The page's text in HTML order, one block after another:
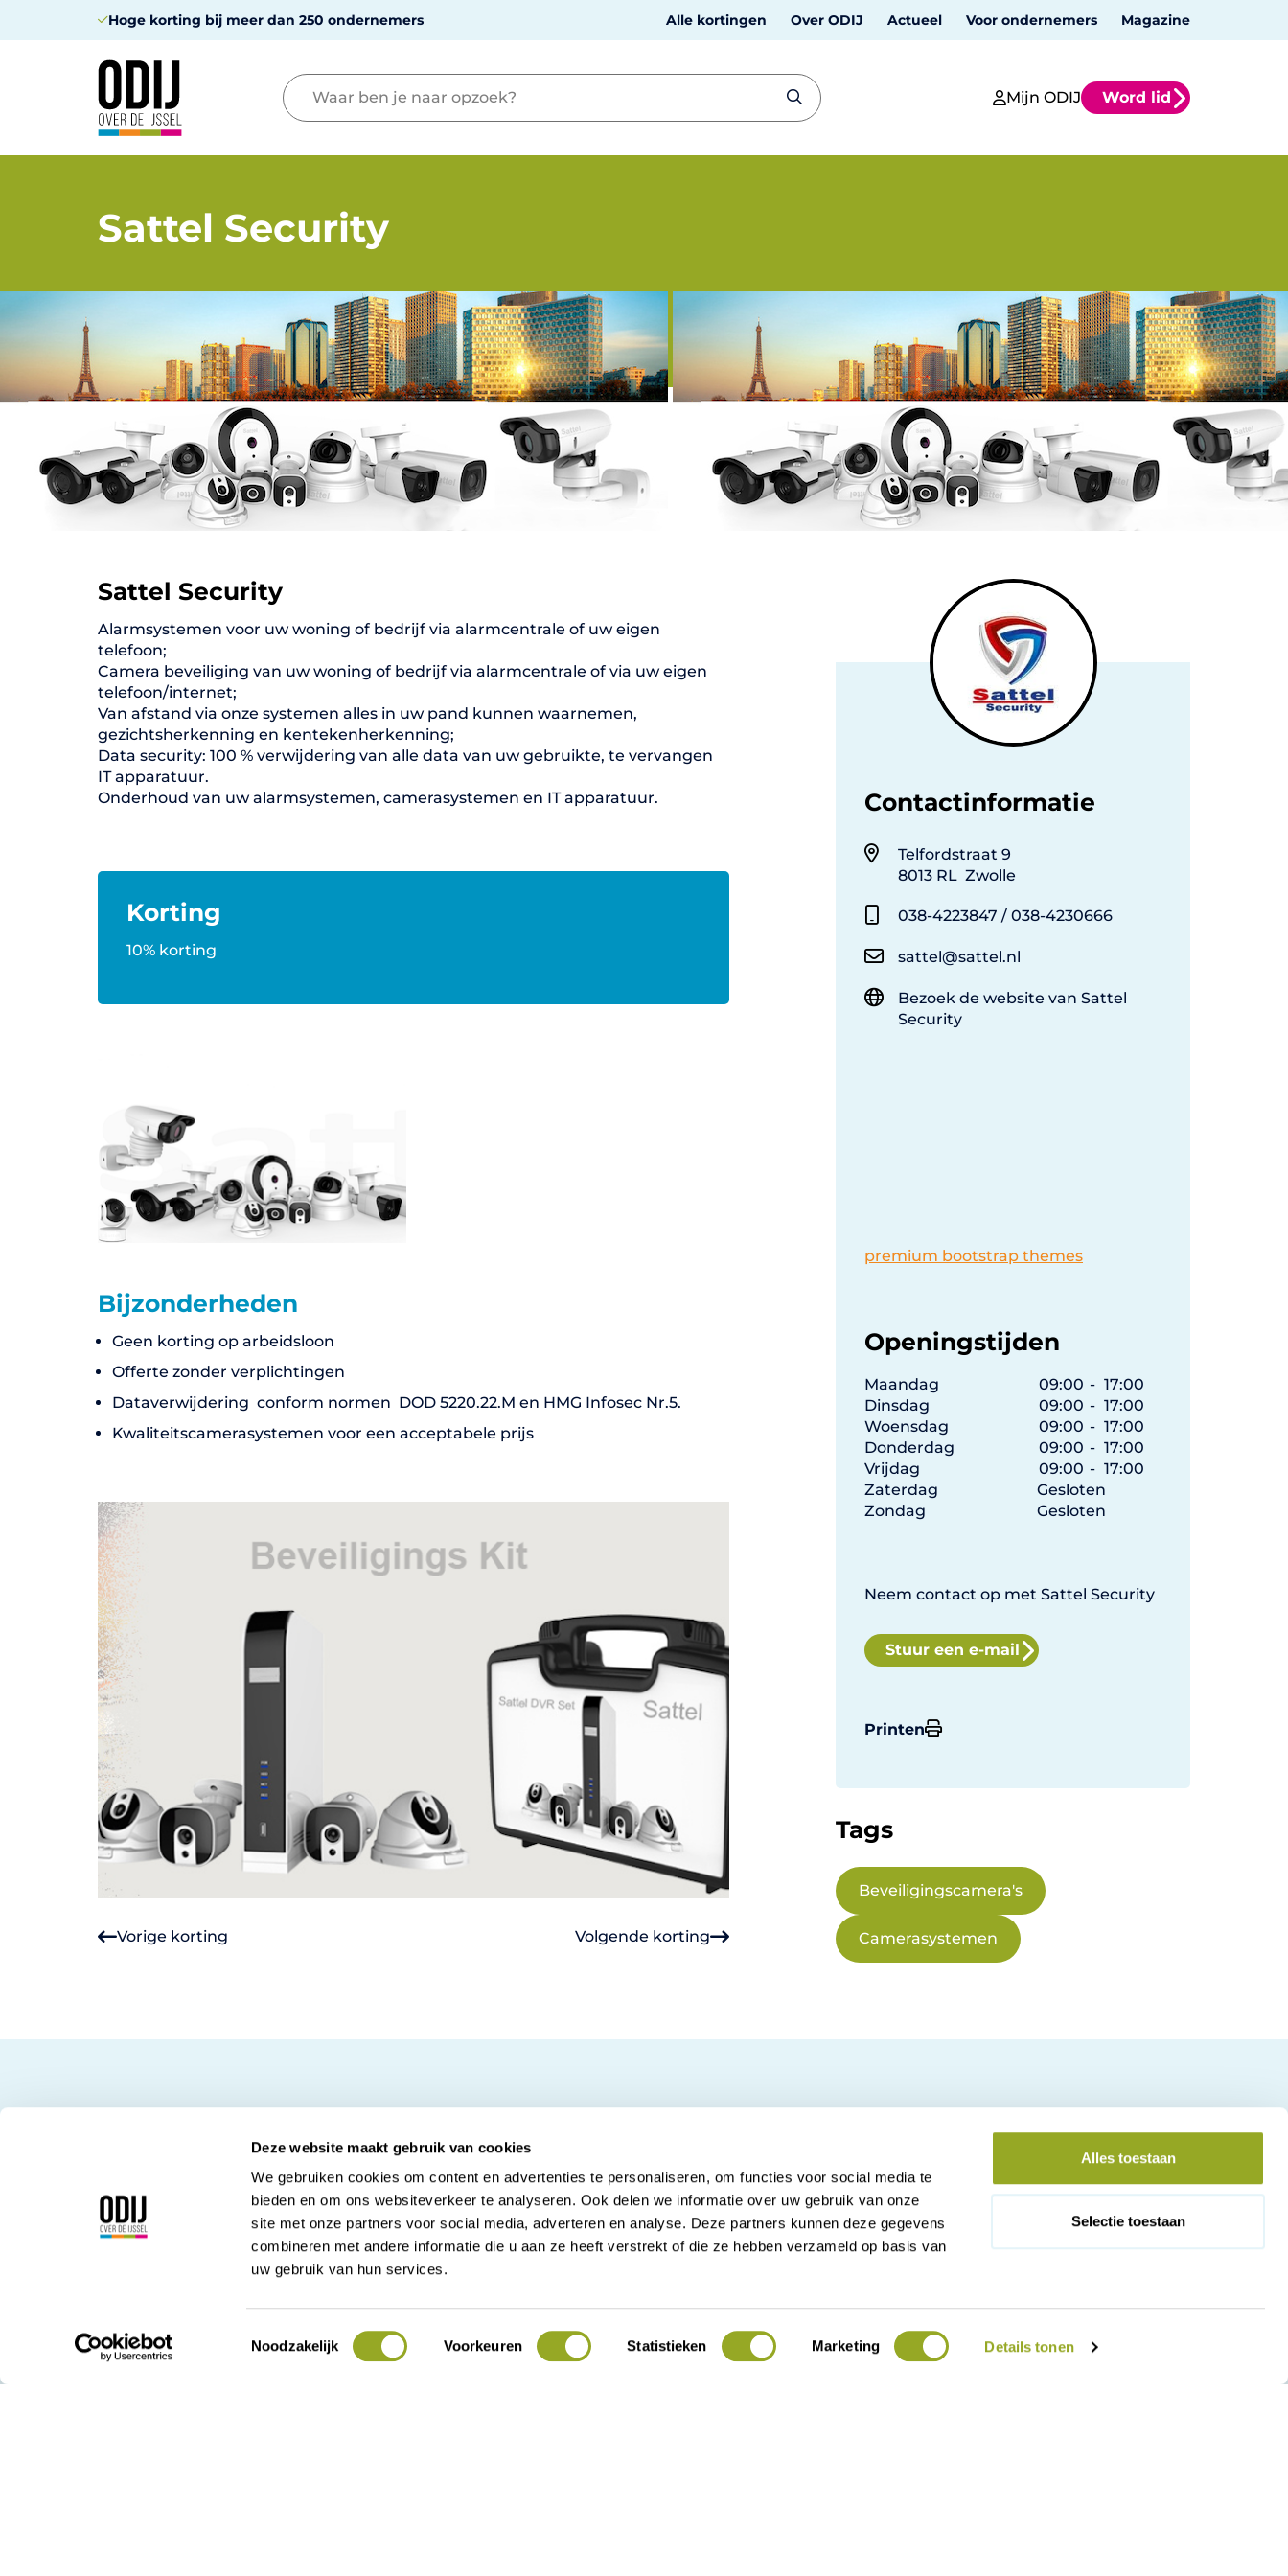
Deze website maakt gebruik van cookies
We gebruiken cookies om content en advertenties te personaliseren, om functies voor social media te
bieden en om ons websiteverkeer te analyseren. Ook delen we informatie over uw gebruik van onze
site met onze partners voor social media, adverteren en analyse. Deze partners kunnen deze gegevens
combineren met andere informatie die u aan ze heeft verstrekt of die ze hebben verzameld op basis van
uw gebruik van hun services.
Toestemmingsselectie
Noodzakelijk Voorkeuren Statistieken Marketing Details tonen
Alles toestaan
Selectie toestaan
Hoge korting bij meer dan 250 ondernemers Alle kortingen Over ODIJ Actueel Voor ondernemers Magazine
Mijn ODIJ Word lid
Sattel Security
Sattel Security
Alarmsystemen voor uw woning of bedrijf via alarmcentrale of uw eigen
telefoon;
Camera beveiliging van uw woning of bedrijf via alarmcentrale of via uw eigen
telefoon/internet;
Van afstand via onze systemen alles in uw pand kunnen waarnemen,
gezichtsherkenning en kentekenherkenning;
Data security: 100 % verwijdering van alle data van uw gebruikte, te vervangen
IT apparatuur.
Onderhoud van uw alarmsystemen, camerasystemen en IT apparatuur.
Korting
10% korting
Bijzonderheden
Geen korting op arbeidsloon
Offerte zonder verplichtingen
Dataverwijdering conform normen DOD 5220.22.M en HMG Infosec Nr.5.
Kwaliteitscamerasystemen voor een acceptabele prijs
Vorige korting Volgende korting
Contactinformatie
Telfordstraat 9
8013 RL Zwolle
038-4223847 / 038-4230666
sattel@sattel.nl
Bezoek de website van Sattel
Security
premium bootstrap themes
Openingstijden
Maandag 09:00 - 17:00
Dinsdag
09:00 - 17:00
Woensdag
09:00 - 17:00
Donderdag
09:00 - 17:00
Vrijdag
09:00 - 17:00
Zaterdag
Gesloten
Zondag
Gesloten
Neem contact op met Sattel Security
Stuur een e-mail
Printen
Tags
Beveiligingscamera's
Camerasystemen
Korte Kamperstraat 16
8011 MP Zwolle
038 - 42 23 000
Contact
Actueel
Voor ondernemers